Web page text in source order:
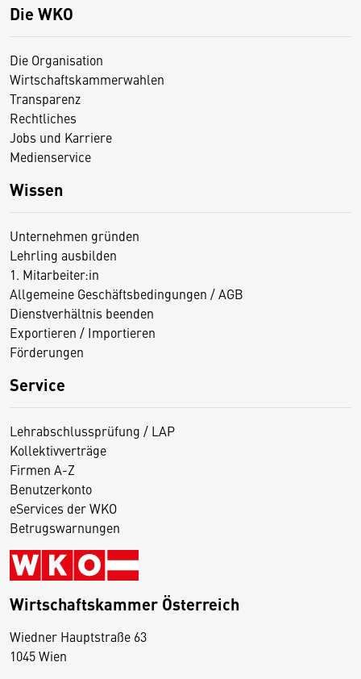
Die WKO
Die Organisation
Wirtschaftskammerwahlen
Transparenz
Rechtliches
Jobs und Karriere
Medienservice
Wissen
Unternehmen gründen
Lehrling ausbilden
1. Mitarbeiter:in
Allgemeine Geschäftsbedingungen / AGB
Dienstverhältnis beenden
Exportieren / Importieren
Förderungen
Service
Lehrabschlussprüfung / LAP
Kollektivverträge
Firmen A-Z
Benutzerkonto
eServices der WKO
Betrugswarnungen
Wirtschaftskammer Österreich
Wiedner Hauptstraße 63
1045 Wien
D